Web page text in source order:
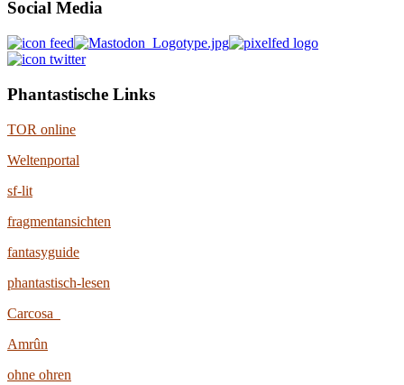
Social Media
Phantastische Links
TOR online
Weltenportal
sf-lit
fragmentansichten
fantasyguide
phantastisch-lesen
Carcosa
Amrûn
ohne ohren